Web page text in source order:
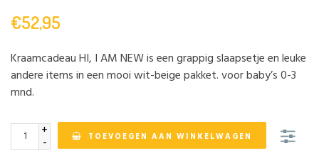
€52,95
Kraamcadeau HI, I AM NEW is een grappig slaapsetje en leuke
andere items in een mooi wit-beige pakket. voor baby’s 0-3
mnd.
+
- TOEVOEGEN AAN WINKELWAGEN